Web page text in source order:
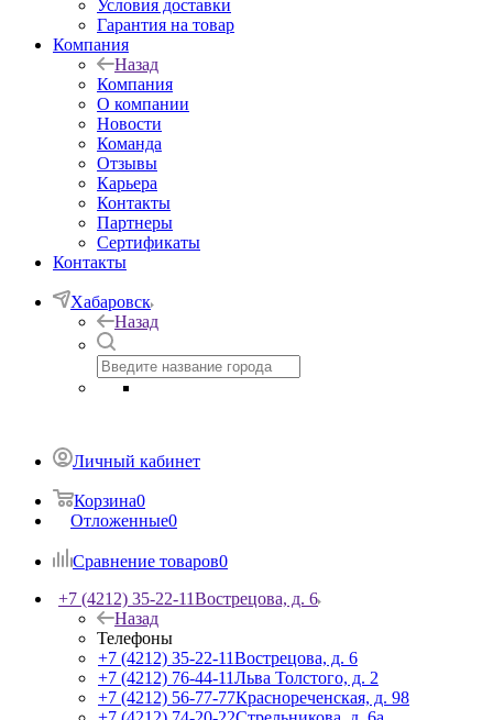
Условия доставки
Гарантия на товар
Компания
Назад
Компания
О компании
Новости
Команда
Отзывы
Карьера
Контакты
Партнеры
Сертификаты
Контакты
Хабаровск
Назад
Личный кабинет
Корзина0
Отложенные0
Сравнение товаров0
+7 (4212) 35-22-11Вострецова, д. 6
Назад
Телефоны
+7 (4212) 35-22-11Вострецова, д. 6
+7 (4212) 76-44-11Льва Толстого, д. 2
+7 (4212) 56-77-77Краснореченская, д. 98